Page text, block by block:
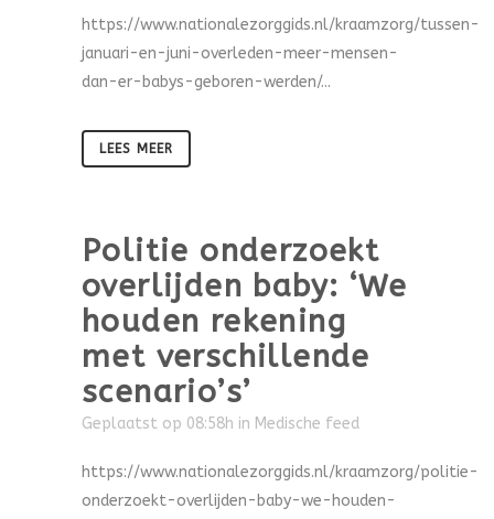
https://www.nationalezorggids.nl/kraamzorg/tussen-
januari-en-juni-overleden-meer-mensen-
dan-er-babys-geboren-werden/...
LEES MEER
Politie onderzoekt
overlijden baby: ‘We
houden rekening
met verschillende
scenario’s’
Geplaatst op 08:58h in Medische feed
https://www.nationalezorggids.nl/kraamzorg/politie-
onderzoekt-overlijden-baby-we-houden-